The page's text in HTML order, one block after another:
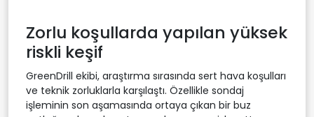
Zorlu koşullarda yapılan yüksek
riskli keşif
GreenDrill ekibi, araştırma sırasında sert hava koşulları
ve teknik zorluklarla karşılaştı. Özellikle sondaj
işleminin son aşamasında ortaya çıkan bir buz